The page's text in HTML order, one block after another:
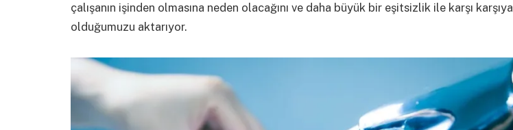
çalışanın işinden olmasına neden olacağını ve daha büyük bir eşitsizlik ile karşı karşıya
olduğumuzu aktarıyor.